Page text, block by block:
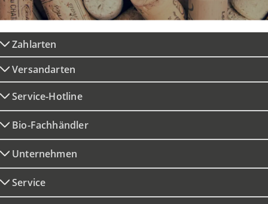
Zahlarten
Versandarten
Service-Hotline
Bio-Fachhändler
Unternehmen
Service